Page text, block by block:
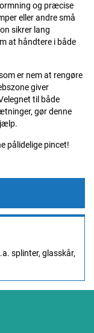
og præcise
eller andre små
sikrer lang
at håndtere i både
er nem at rengøre
giver
til både
gør denne
pålidelige pincet!
splinter, glasskår,